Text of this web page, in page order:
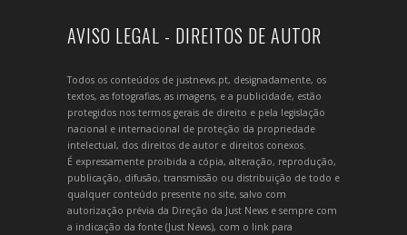
AVISO LEGAL - DIREITOS DE AUTOR
Todos os conteúdos de justnews.pt, designadamente, os
textos, as fotografias, as imagens, e a publicidade, estão
protegidos nos termos gerais de direito e pela legislação
nacional e internacional de proteção da propriedade
intelectual, dos direitos de autor e direitos conexos.
É expressamente proibida a cópia, alteração, reprodução,
publicação, difusão, transmissão ou distribuição de todo e
qualquer conteúdo presente no site, salvo com
autorização prévia da Direção da Just News e sempre com
a indicação da fonte (Just News), com o link para